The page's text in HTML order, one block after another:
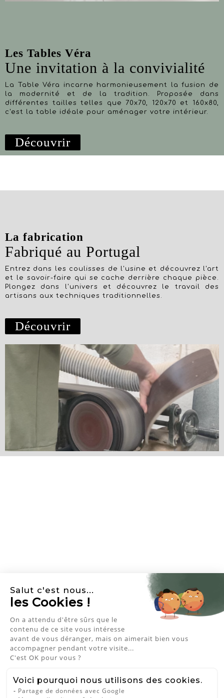
Les Tables Véra
Une invitation à la convivialité
La Table Véra incarne harmonieusement la fusion de
la modernité et de la tradition. Proposée dans
différentes tailles telles que 70x70, 120x70 et 160x80,
c'est la table idéale pour aménager votre intérieur.
Découvrir
La fabrication
Fabriqué au Portugal
Entrez dans les coulisses de l'usine et découvrez l'art
et le savoir-faire qui se cache derrière chaque pièce.
Plongez dans l'univers et découvrez le travail des
artisans aux techniques traditionnelles.
Découvrir
J'accepte les conditions générales et
la politique de confidentialité
Salut c'est nous...
les Cookies !
On a attendu d'être sûrs que le
contenu de ce site vous intéresse
avant de vous déranger, mais on aimerait bien vous
accompagner pendant votre visite...
C'est OK pour vous ?
Voici pourquoi nous utilisons des cookies.
Partage de données avec Google